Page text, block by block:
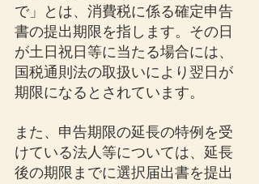
で」とは、消費税に係る確定申告
書の提出期限を指します。その日
が土日祝日等に当たる場合には、
国税通則法の取扱いにより翌日が
期限になるとされています。
また、申告期限の延長の特例を受
けている法人等については、延長
後の期限までに選択届出書を提出